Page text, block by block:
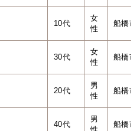
10代
女
性
船橋市
30代
女
性
船橋市
20代
男
性
船橋市
40代
男
船橋市